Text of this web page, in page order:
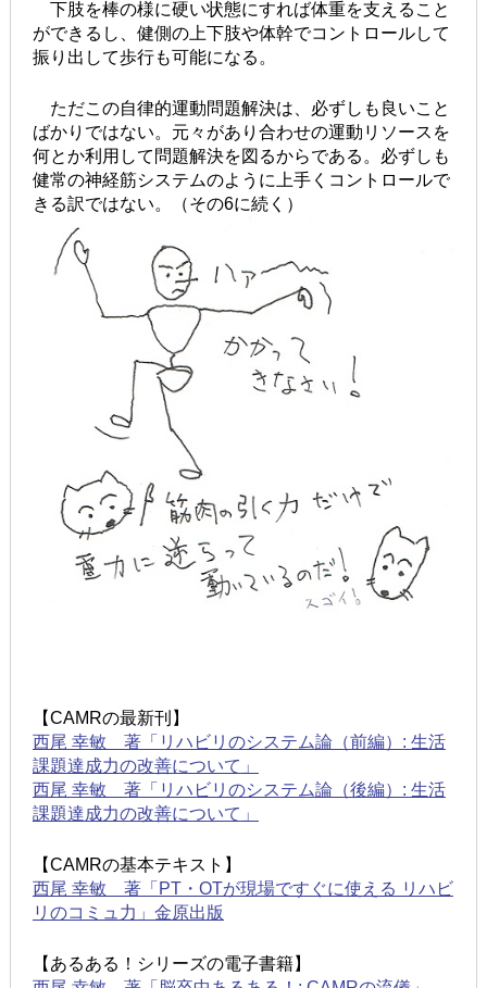
下肢を棒の様に硬い状態にすれば体重を支えること
ができるし、健側の上下肢や体幹でコントロールして
振り出して歩行も可能になる。
ただこの自律的運動問題解決は、必ずしも良いこと
ばかりではない。元々があり合わせの運動リソースを
何とか利用して問題解決を図るからである。必ずしも
健常の神経筋システムのように上手くコントロールで
きる訳ではない。（その6に続く）
【CAMRの最新刊】
西尾 幸敏 著「リハビリのシステム論（前編）: 生活
課題達成力の改善について」
西尾 幸敏 著「リハビリのシステム論（後編）: 生活
課題達成力の改善について」
【CAMRの基本テキスト】
西尾 幸敏 著「PT・OTが現場ですぐに使える リハビ
リのコミュ力」金原出版
【あるある！シリーズの電子書籍】